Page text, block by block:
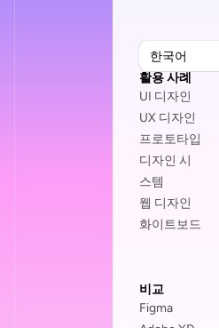
한국어
활용 사례
UI 디자인
UX 디자인
프로토타입
디자인 시
스템
웹 디자인
화이트보드
비교
Figma